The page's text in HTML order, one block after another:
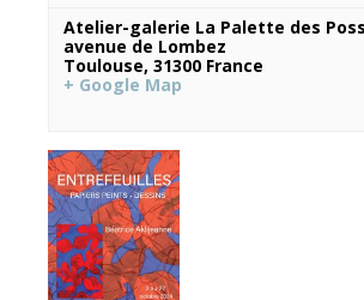
Atelier-galerie La Palette des
avenue de Lombez
Toulouse, 31300 France
+ Google Map